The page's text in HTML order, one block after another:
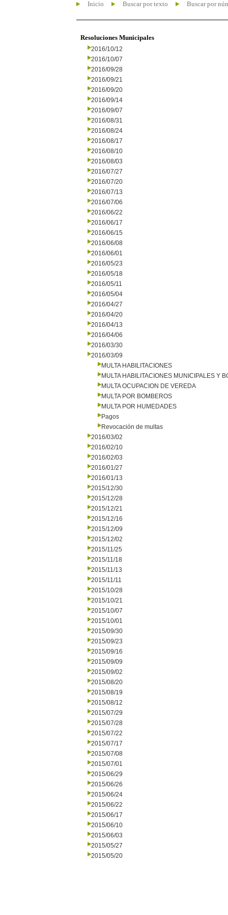
Inicio Buscar por texto Buscar por
Resoluciones Municipales
2016/10/12
2016/10/07
2016/09/28
2016/09/21
2016/09/20
2016/09/14
2016/09/07
2016/08/31
2016/08/24
2016/08/17
2016/08/10
2016/08/03
2016/07/27
2016/07/20
2016/07/13
2016/07/06
2016/06/22
2016/06/17
2016/06/15
2016/06/08
2016/06/01
2016/05/23
2016/05/18
2016/05/11
2016/05/04
2016/04/27
2016/04/20
2016/04/13
2016/04/06
2016/03/30
2016/03/09
MULTA HABILITACIONES
MULTA HABILITACIONES MUNICIPALES Y
MULTA OCUPACION DE VEREDA
MULTA POR BOMBEROS
MULTA POR HUMEDADES
Pagos
Revocación de multas
2016/03/02
2016/02/10
2016/02/03
2016/01/27
2016/01/13
2015/12/30
2015/12/28
2015/12/21
2015/12/16
2015/12/09
2015/12/02
2015/11/25
2015/11/18
2015/11/13
2015/11/11
2015/10/28
2015/10/21
2015/10/07
2015/10/01
2015/09/30
2015/09/23
2015/09/16
2015/09/09
2015/09/02
2015/08/20
2015/08/19
2015/08/12
2015/07/29
2015/07/28
2015/07/22
2015/07/17
2015/07/08
2015/07/01
2015/06/29
2015/06/26
2015/06/24
2015/06/22
2015/06/17
2015/06/10
2015/06/03
2015/05/27
2015/05/20